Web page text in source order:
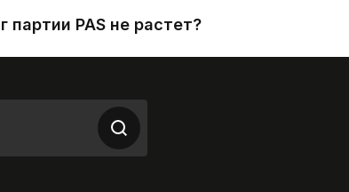
PAS не растет?